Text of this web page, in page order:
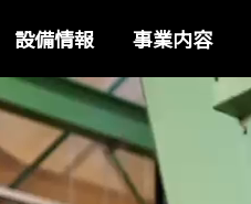
設備情報 事業内容